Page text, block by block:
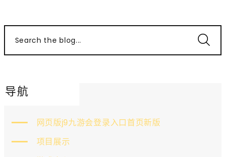
Search the blog...
导航
网页版j9九游会登录入口首页新版
项目展示